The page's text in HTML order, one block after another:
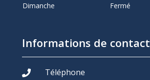
Dimanche
Fermé
Informations de contact
 Téléphone